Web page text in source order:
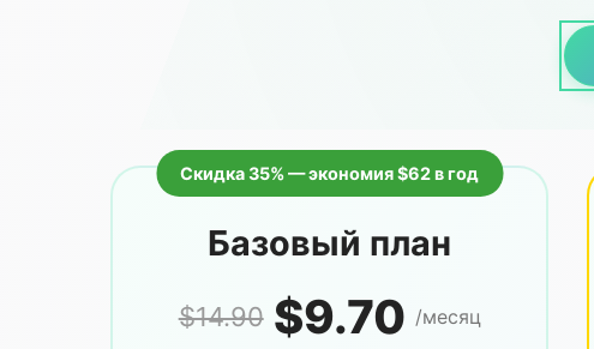
Скидка 35% — экономия $62 в год
Базовый план
$14.90 $9.70 /месяц